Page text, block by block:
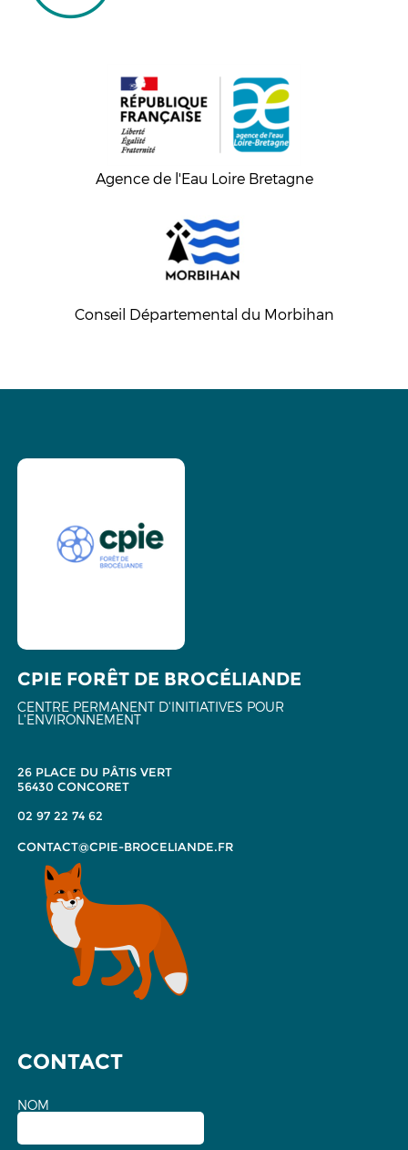
Agence de l'Eau Loire Bretagne
Conseil Départemental du Morbihan
CPIE FORÊT DE BROCÉLIANDE
CENTRE PERMANENT D'INITIATIVES POUR
L'ENVIRONNEMENT
26 PLACE DU PÂTIS VERT
56430 CONCORET
02 97 22 74 62
CONTACT@CPIE-BROCELIANDE.FR
CONTACT
NOM